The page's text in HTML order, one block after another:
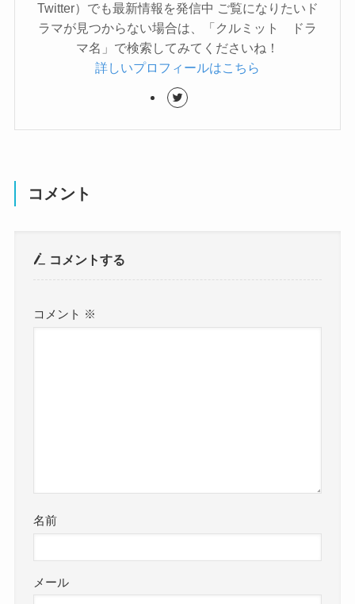
Twitter）でも最新情報を発信中 ご覧になりたいド
ラマが見つからない場合は、「クルミット ドラ
マ名」で検索してみてくださいね！
詳しいプロフィールはこちら
コメント
コメントする
コメント ※
名前
メール